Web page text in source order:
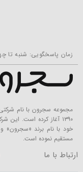
زمان پاسخگویی: شنبه تا چهارشنبه 10 تا 20،
مجموعه سجرون با نام شرکتی
خود با نام برند «سجرون»
مستقیم نموده است.
ارتباط با ما